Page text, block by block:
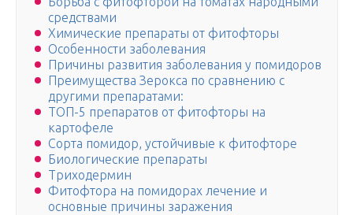
средствами
Химические препараты от фитофторы
Особенности заболевания
Причины развития заболевания у помидоров
Преимущества Зерокса по сравнению с
другими препаратами:
ТОП-5 препаратов от фитофторы на
картофеле
Сорта помидор, устойчивые к фитофторе
Биологические препараты
Триходермин
Фитофтора на помидорах лечение и
основные причины заражения